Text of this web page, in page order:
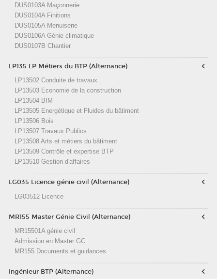
DUS0103A Maçonnerie
DUS0104A Finitions
DUS0105A Menuiserie
DUS0106A Génie climatique
DUS0107B Chantier
LP135 LP Métiers du BTP (Alternance)
LP13502 Conduite de travaux
LP13503 Economie de la construction
LP13504 BIM
LP13505 Energétique et Fluides du bâtiment
LP13506 Bois
LP13507 Travaux Publics
LP13508 Arts et métiers du bâtiment
LP13509 Contrôle et expertise BTP
LP13510 Gestion d'affaires
LG035 Licence génie civil (Alternance)
LG03512 Licence
MR155 Master Génie Civil (Alternance)
MR15501A génie civil
Admission en Master GC
MR155 Documents et guidances
Ingénieur BTP (Alternance)